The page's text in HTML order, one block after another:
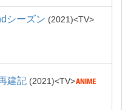
シーズン 2021 TV
建記 2021 TV